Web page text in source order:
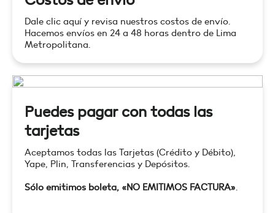
Dale clic aquí y revisa nuestros costos de envío.
Hacemos envíos en 24 a 48 horas dentro de Lima
Metropolitana.
Puedes pagar con todas las
tarjetas
Aceptamos todas las Tarjetas (Crédito y Débito),
Yape, Plin, Transferencias y Depósitos.
Sólo emitimos boleta, «NO EMITIMOS FACTURA».